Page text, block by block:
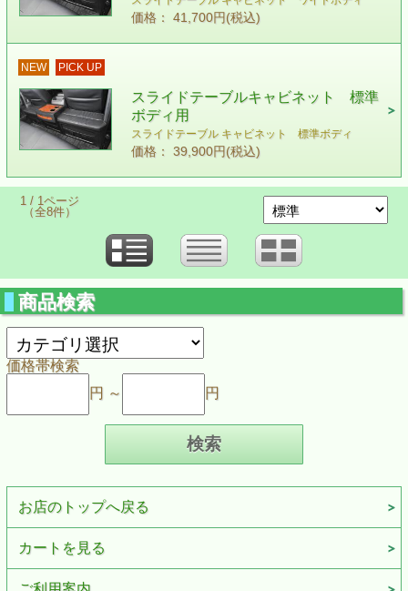
価格： 41,700円(税込)
NEW PICK UP
スライドテーブルキャビネット 標準
ボディ用
スライドテーブル キャビネット 標準ボディ
価格： 39,900円(税込)
1 / 1ページ
（全8件）
商品検索
価格帯検索
円 ～
円
お店のトップへ戻る
カートを見る